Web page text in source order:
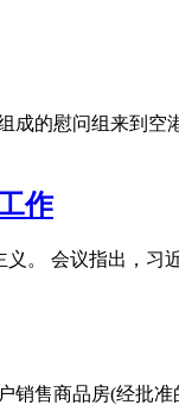
的慰问组来到
作
。 会议指出，
售商品房(经批